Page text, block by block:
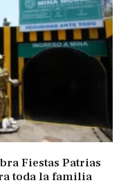
Fiestas Patrias
toda la familia